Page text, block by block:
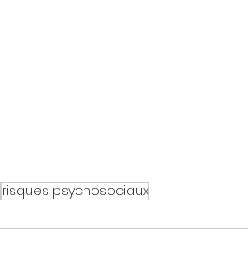
risques psychosociaux